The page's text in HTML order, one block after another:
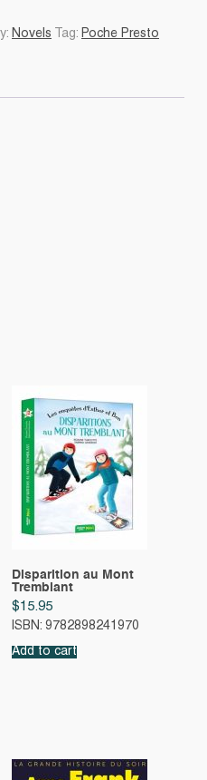
Novels Tag: Poche Presto
Disparition au Mont
Tremblant
$15.95
ISBN: 9782898241970
Add to cart